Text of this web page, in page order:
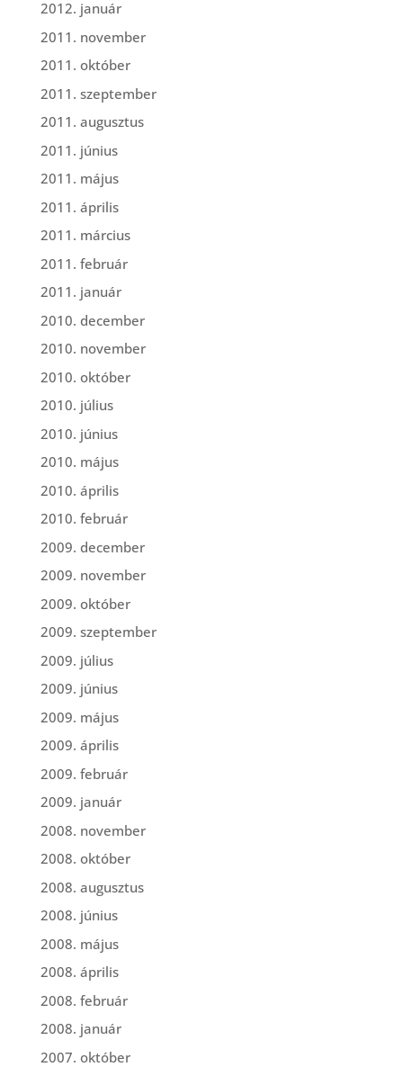
2012. január
2011. november
2011. október
2011. szeptember
2011. augusztus
2011. június
2011. május
2011. április
2011. március
2011. február
2011. január
2010. december
2010. november
2010. október
2010. július
2010. június
2010. május
2010. április
2010. február
2009. december
2009. november
2009. október
2009. szeptember
2009. július
2009. június
2009. május
2009. április
2009. február
2009. január
2008. november
2008. október
2008. augusztus
2008. június
2008. május
2008. április
2008. február
2008. január
2007. október